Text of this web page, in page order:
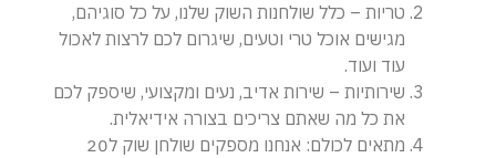
טריות – כלל שולחנות השוק שלנו, על כל סוגיהם,
מגישים אוכל טרי וטעים, שיגרום לכם לרצות לאכול
עוד ועוד.
שירותיות – שירות אדיב, נעים ומקצועי, שיספק לכם
את כל מה שאתם צריכים בצורה אידיאלית.
מתאים לכולם: אנחנו מספקים שולחן שוק ל20